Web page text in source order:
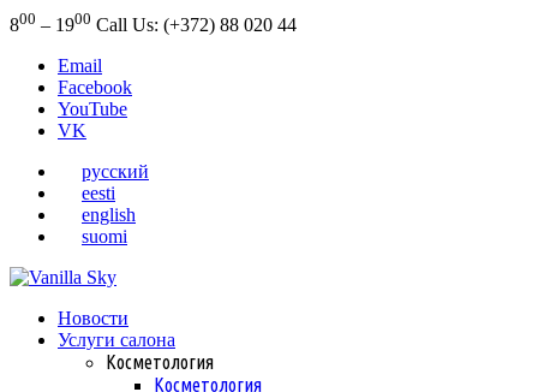
800 – 1900 Call Us: (+372) 88 020 44
Email
Facebook
YouTube
VK
русский
eesti
english
suomi
Новости
Услуги салона
Косметология
Косметология